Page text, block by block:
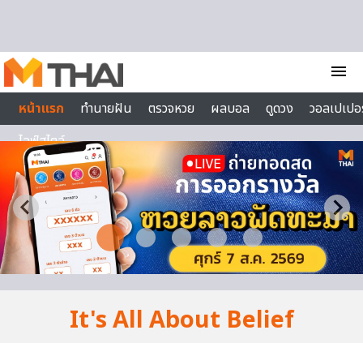
menu
หน้าแรก
ทำนายฝัน ตรวจหวย ผลบอล ดูดวง
วอลเปเป
ไลฟ์สไตล์
It's All About Belief